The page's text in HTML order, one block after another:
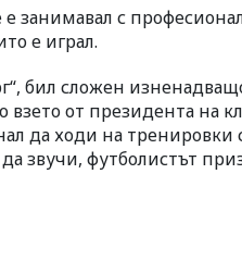
занимавал с
е играл.
бил сложен
от президента на
да ходи на
звучи, футболистът